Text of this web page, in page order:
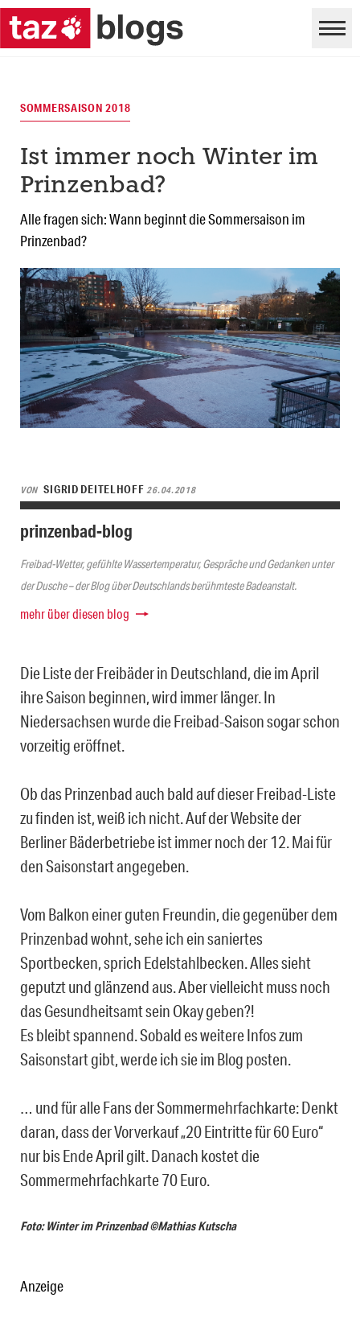
SOMMERSAISON 2018
Ist immer noch Winter im
Prinzenbad?
Alle fragen sich: Wann beginnt die Sommersaison im
Prinzenbad?
VON SIGRID DEITELHOFF26.04.2018
prinzenbad-blog
Freibad-Wetter, gefühlte Wassertemperatur, Gespräche und Gedanken unter
der Dusche – der Blog über Deutschlands berühmteste Badeanstalt.
mehr über diesen blog
Die Liste der Freibäder in Deutschland, die im April
ihre Saison beginnen, wird immer länger. In
Niedersachsen wurde die Freibad-Saison sogar schon
vorzeitig eröffnet.
Ob das Prinzenbad auch bald auf dieser Freibad-Liste
zu finden ist, weiß ich nicht. Auf der Website der
Berliner Bäderbetriebe ist immer noch der 12. Mai für
den Saisonstart angegeben.
Vom Balkon einer guten Freundin, die gegenüber dem
Prinzenbad wohnt, sehe ich ein saniertes
Sportbecken, sprich Edelstahlbecken. Alles sieht
geputzt und glänzend aus. Aber vielleicht muss noch
das Gesundheitsamt sein Okay geben?!
Es bleibt spannend. Sobald es weitere Infos zum
Saisonstart gibt, werde ich sie im Blog posten.
… und für alle Fans der Sommermehrfachkarte: Denkt
daran, dass der Vorverkauf „20 Eintritte für 60 Euro“
nur bis Ende April gilt. Danach kostet die
Sommermehrfachkarte 70 Euro.
Foto: Winter im Prinzenbad ©Mathias Kutscha
Anzeige